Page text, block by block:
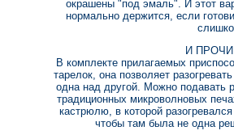
окрашены "под эмаль". И этот
нормально держится, если
И
В комплекте прилагаемых
тарелок, она позволяет
одна над другой. Можно подавать
традиционных микроволновых
кастрюлю, в которой
чтобы там была не одна